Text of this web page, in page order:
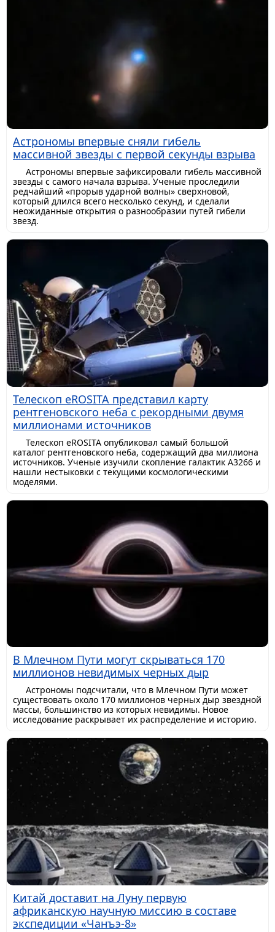
Астрономы впервые сняли гибель
массивной звезды с первой секунды взрыва
Астрономы впервые зафиксировали гибель массивной
звезды с самого начала взрыва. Ученые проследили
редчайший «прорыв ударной волны» сверхновой,
который длился всего несколько секунд, и сделали
неожиданные открытия о разнообразии путей гибели
звезд.
Телескоп eROSITA представил карту
рентгеновского неба с рекордными двумя
миллионами источников
Телескоп eROSITA опубликовал самый большой
каталог рентгеновского неба, содержащий два миллиона
источников. Ученые изучили скопление галактик A3266 и
нашли нестыковки с текущими космологическими
моделями.
В Млечном Пути могут скрываться 170
миллионов невидимых черных дыр
Астрономы подсчитали, что в Млечном Пути может
существовать около 170 миллионов черных дыр звездной
массы, большинство из которых невидимы. Новое
исследование раскрывает их распределение и историю.
Китай доставит на Луну первую
африканскую научную миссию в составе
экспедиции «Чанъэ-8»